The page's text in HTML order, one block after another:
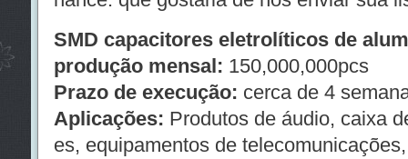
SMD capacitores eletrolíticos de
produção mensal: 150,000,000pcs
Prazo de execução: cerca de 4
Aplicações: Produtos de áudio, caixa
es, equipamentos de telecomunicações,